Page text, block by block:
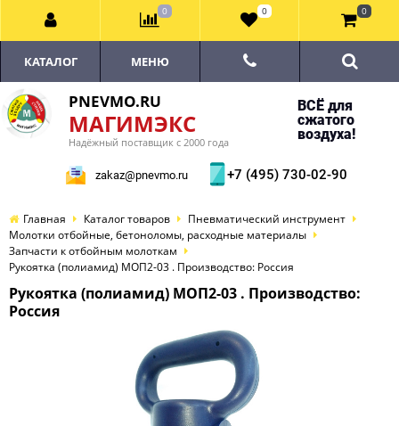
PNEVMO.RU
МАГИМЭКС
Надёжный поставщик с 2000 года
ВСЁ для
сжатого
воздуха!
zakaz@pnevmo.ru +7 (495) 730-02-90
КАТАЛОГ МЕНЮ
Главная Каталог товаров
Пневматический инструмент
Молотки отбойные, бетоноломы, расходные материалы
Запчасти к отбойным молоткам
Рукоятка (полиамид) МОП2-03 . Производство: Россия
Рукоятка (полиамид) МОП2-03 . Производство:
Россия
0 0 0